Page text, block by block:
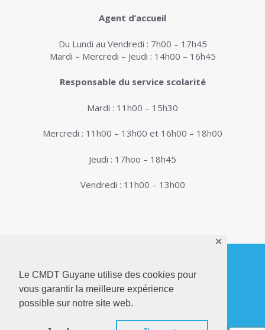
Le CMDT Guyane utilise des cookies pour
vous garantir la meilleure expérience
possible sur notre site web.
✕
Agent d’accueil
Du Lundi au Vendredi : 7h00 – 17h45
Mardi – Mercredi – Jeudi : 14h00 – 16h45
Responsable du service scolarité
Mardi : 11h00 – 15h30
Mercredi : 11h00 – 13h00 et 16h00 – 18h00
Jeudi : 17hoo – 18h45
Vendredi : 11h00 – 13h00
© 2026. Conservatoire de Musique, Danse et
Théâtre de Guyane . Tous droits réservés - Site